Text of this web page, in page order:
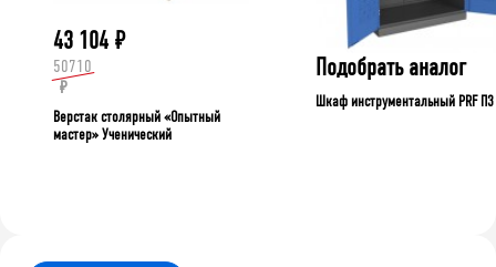
43 104 ₽
50710
₽
Верстак столярный «Опытный
мастер» Ученический
Подобрать аналог
Шкаф инструментальный PRF П3